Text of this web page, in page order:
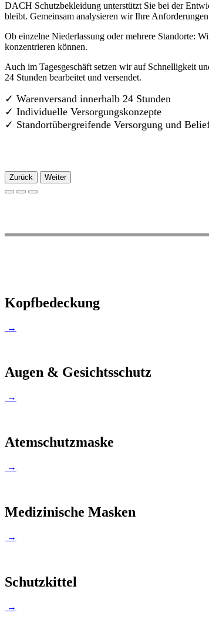
DACH Schutzbekleidung unterstützt Sie bei der
bleibt. Gemeinsam analysieren wir Ihre
Ob einzelne Niederlassung oder mehrere Standorte:
konzentrieren können.
Auch im Tagesgeschäft setzen wir auf Schnelligkeit
24 Stunden bearbeitet und versendet.
✓ Warenversand innerhalb 24 Stunden
✓ Individuelle Versorgungskonzepte
✓ Standortübergreifende Versorgung und
Zurück Weiter
Kopfbedeckung
→
Augen & Gesichtsschutz
→
Atemschutzmaske
→
Medizinische Masken
→
Schutzkittel
→